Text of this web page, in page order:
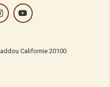
Californie 20100